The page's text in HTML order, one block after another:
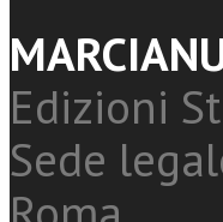
Edizioni
Sede